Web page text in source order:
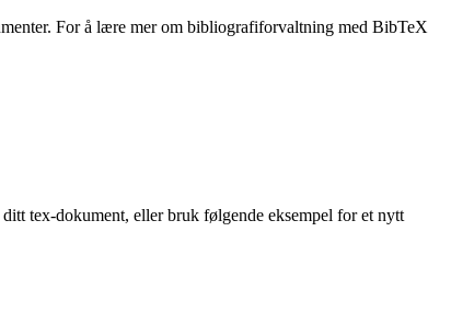
For å lære mer om bibliografiforvaltning med BibTeX
tex-dokument, eller bruk følgende eksempel for et nytt